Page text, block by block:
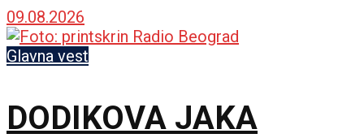
opozicijom: Neka nam
je Bog u pomoći
09.08.2026
Glavna vest
DODIKOVA JAKA